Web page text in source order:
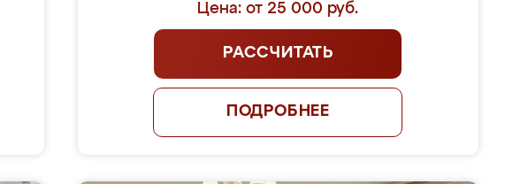
Цена: от 25 000 руб.
РАССЧИТАТЬ
ПОДРОБНЕЕ